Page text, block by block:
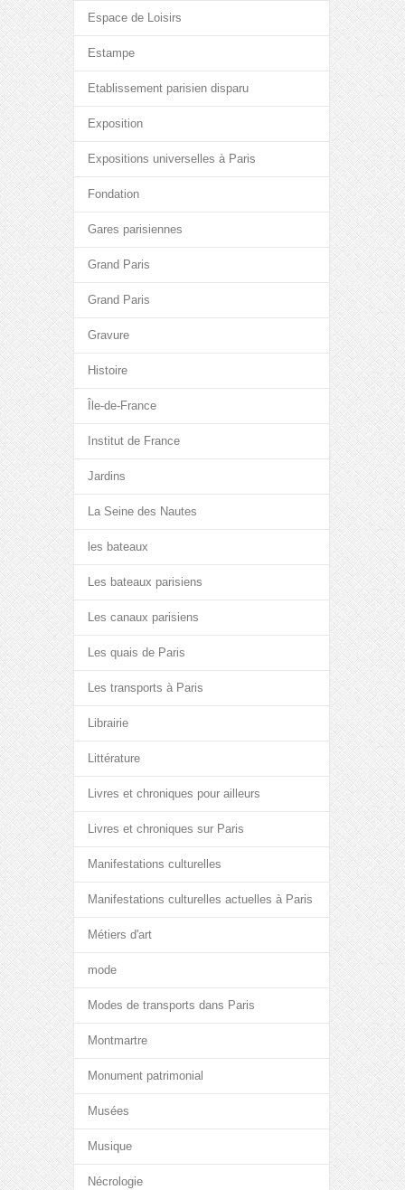
Espace de Loisirs
Estampe
Etablissement parisien disparu
Exposition
Expositions universelles à Paris
Fondation
Gares parisiennes
Grand Paris
Grand Paris
Gravure
Histoire
Île-de-France
Institut de France
Jardins
La Seine des Nautes
les bateaux
Les bateaux parisiens
Les canaux parisiens
Les quais de Paris
Les transports à Paris
Librairie
Littérature
Livres et chroniques pour ailleurs
Livres et chroniques sur Paris
Manifestations culturelles
Manifestations culturelles actuelles à Paris
Métiers d'art
mode
Modes de transports dans Paris
Montmartre
Monument patrimonial
Musées
Musique
Nécrologie